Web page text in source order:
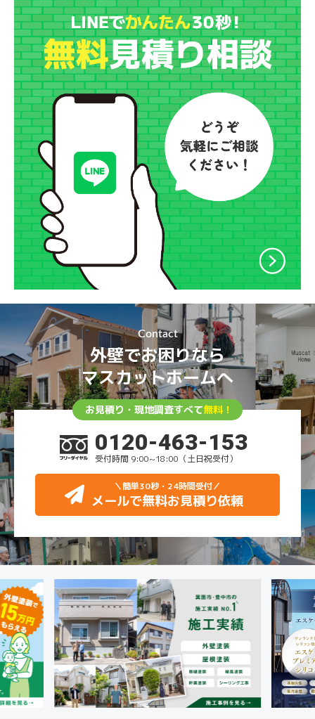
Contact
外壁でお困りなら
マスカットホームへ
お見積り・現地調査すべて無料！
0120-463-153
受付時間 9:00~18:00（土日祝受付）
＼簡単30秒・24時間受付／
メールで無料お見積り依頼